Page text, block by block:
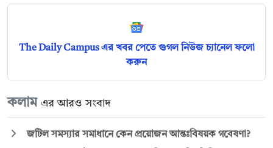
The Daily Campus এর খবর পেতে গুগল নিউজ চ্যানেল ফলো
করুন
কলাম এর আরও সংবাদ
জটিল সমস্যার সমাধানে কেন প্রয়োজন আন্তঃবিষয়ক গবেষণা?